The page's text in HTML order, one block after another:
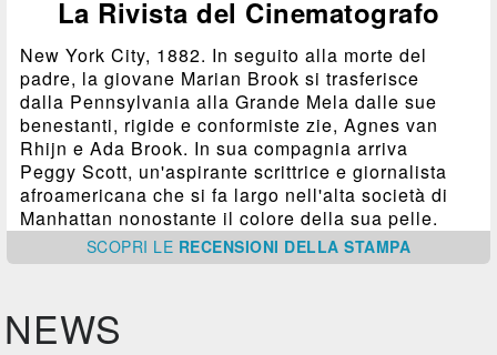
La Rivista del Cinematografo
New York City, 1882. In seguito alla morte del
padre, la giovane Marian Brook si trasferisce
dalla Pennsylvania alla Grande Mela dalle sue
benestanti, rigide e conformiste zie, Agnes van
Rhijn e Ada Brook. In sua compagnia arriva
Peggy Scott, un'aspirante scrittrice e giornalista
afroamericana che si fa largo nell'alta società di
Manhattan nonostante il colore della sua pelle.
SCOPRI LE RECENSIONI DELLA STAMPA
NEWS